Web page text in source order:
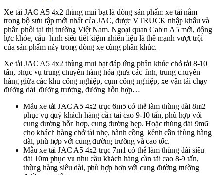
Xe tải JAC A5 4x2 thùng mui bạt là dòng sản phẩm xe tải nằm
trong bộ sưu tập mới nhất của JAC, được VTRUCK nhập khẩu và
phân phối tại thị trường Việt Nam. Ngoại quan Cabin A5 mới, động
lực khỏe, cấu hình siêu tiết kiệm nhiên liệu là thế mạnh vượt trội
của sản phẩm này trong dòng xe cùng phân khúc.
Xe tải JAC A5 4x2 thùng mui bạt đáp ứng phân khúc chở tải 8-10
tấn, phục vụ trung chuyển hàng hóa giữa các tỉnh, trung chuyển
hàng giữa các khu công nghiệp, cụm công nghiệp, xe vận tải chạy
đường dài, đường trường, đường hỗn hợp…
Mẫu xe tải JAC A5 4x2 trục 6m5 có thể làm thùng dài 8m2
phục vụ quý khách hàng cần tải cao 9-10 tấn, phù hợp với
cung đường hỗn hơp, cung đường hẹp. Hoặc thùng dài 9m6
cho khách hàng chở tải nhẹ, hành cồng kềnh cần thùng hàng
dài, phù hợp với cung đường trường và cao tốc.
Mẫu xe tải JAC A5 4x2 trục 7m1 có thể làm thùng dài siêu
dài 10m phục vụ nhu cầu khách hàng cần tải cao 8-9 tấn,
thùng hàng siêu dài, phù hợp hơn với cung đường trường,